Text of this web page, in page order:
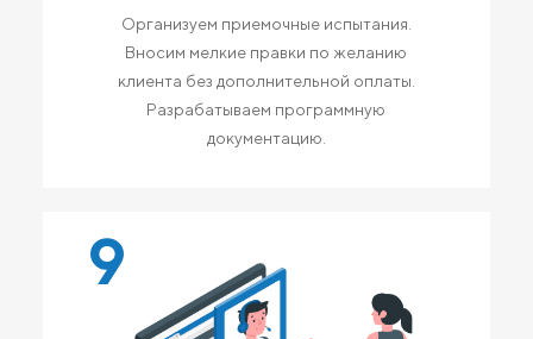
Организуем приемочные испытания.
Вносим мелкие правки по желанию
клиента без дополнительной оплаты.
Разрабатываем программную
документацию.
9